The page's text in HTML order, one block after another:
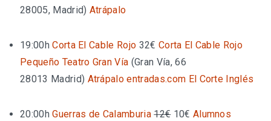
28005, Madrid) Atrápalo
19:00h Corta El Cable Rojo 32€ Corta El Cable Rojo
Pequeño Teatro Gran Vía (Gran Vía, 66
28013 Madrid) Atrápalo entradas.com El Corte Inglés
20:00h Guerras de Calamburia 12€10€ Alumnos